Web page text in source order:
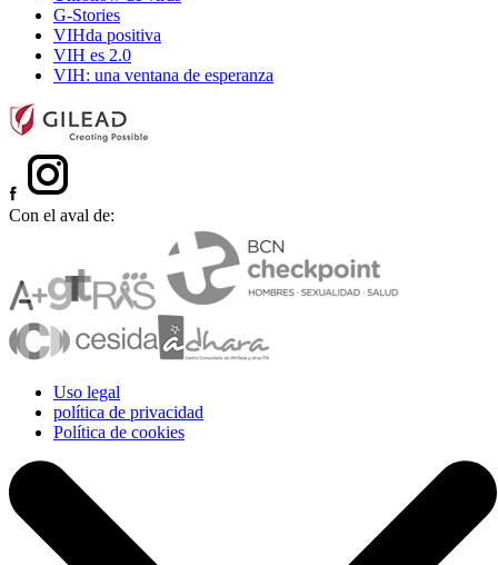
G-Stories
VIHda positiva
VIH es 2.0
VIH: una ventana de esperanza
Con el aval de:
Uso legal
política de privacidad
Política de cookies